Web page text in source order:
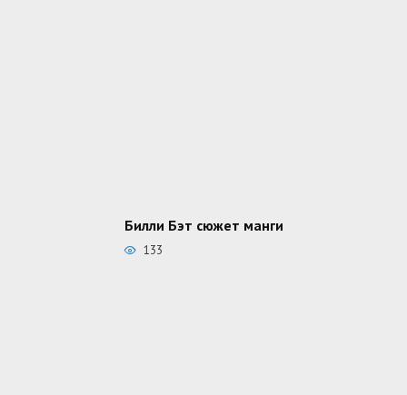
Билли Бэт сюжет манги
133